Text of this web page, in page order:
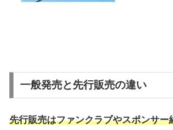
一般発売と先行販売の違い
先行販売はファンクラブやスポンサー